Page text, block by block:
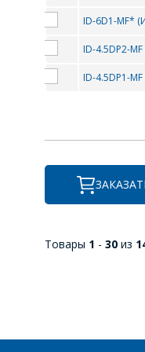
ID-6D1-MF*
ID-4.5DP2-
ID-4.5DP1-
Товары 1 - 30 из